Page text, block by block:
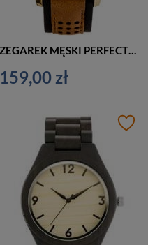
ZEGAREK MĘSKI PERFECT CH01L ELEGANCKI CHRONOGRAF (zp354c)
159,00 zł